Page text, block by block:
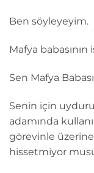
Ben söyleyeyim.
Mafya
Sen Mafya Babası
Senin için
adamında
görevinle
hissetmiyor